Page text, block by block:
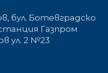
бул. Ботевградско
Газпром
ул. 2 №23